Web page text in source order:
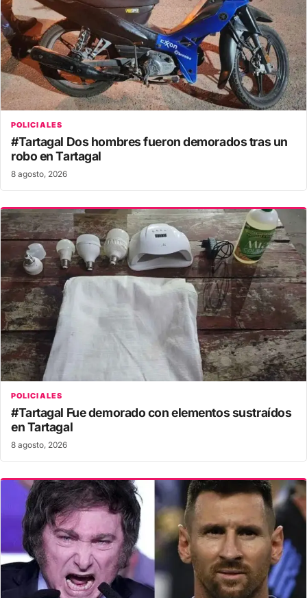
POLICIALES
#Tartagal Dos hombres fueron demorados tras un
robo en Tartagal
8 agosto, 2026
POLICIALES
#Tartagal Fue demorado con elementos sustraídos
en Tartagal
8 agosto, 2026